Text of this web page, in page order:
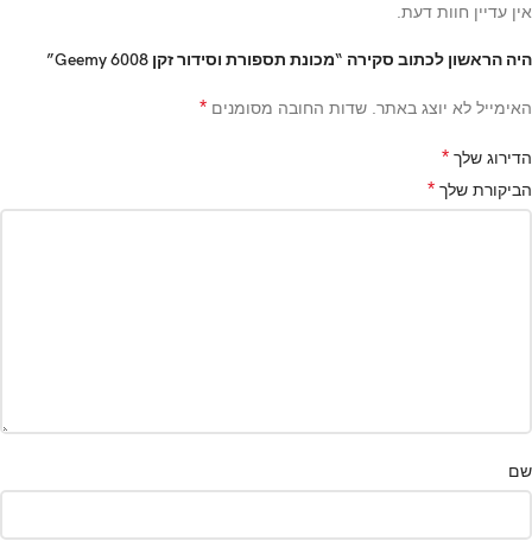
אין עדיין חוות דעת.
היה הראשון לכתוב סקירה “מכונת תספורת וסידור זקן Geemy 6008”
האימייל לא יוצג באתר. שדות החובה מסומנים *
הדירוג שלך *
הביקורת שלך *
שם